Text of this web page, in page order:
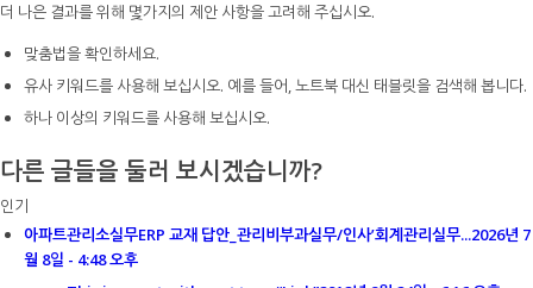
더 나은 결과를 위해 몇가지의 제안 사항을 고려해 주십시오.
맞춤법을 확인하세요.
유사 키워드를 사용해 보십시오. 예를 들어, 노트북 대신 태블릿을 검색해 봅니다.
하나 이상의 키워드를 사용해 보십시오.
다른 글들을 둘러 보시겠습니까?
인기
아파트관리소실무ERP 교재 답안_관리비부과실무/인사’회계관리실무...2026년 7
월 8일 - 4:48 오후